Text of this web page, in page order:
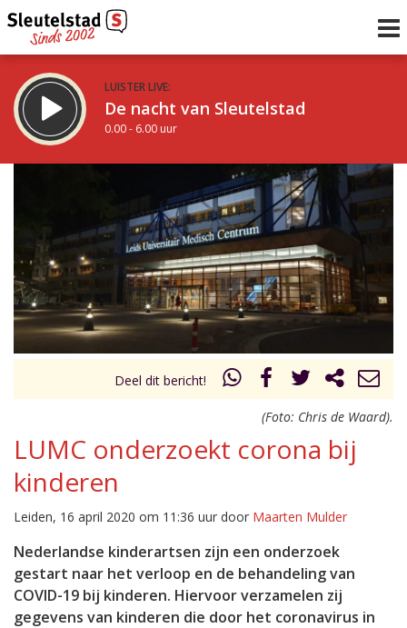
LUISTER LIVE:
De nacht van Sleutelstad
0.00 - 6.00 uur
De ochtend van Sleutelstad
uur 1 van 0 Volgend uur
Inklappen
Deel dit bericht!
(Foto: Chris de Waard).
LUMC onderzoekt corona bij
kinderen
Leiden, 16 april 2020 om 11:36 uur door Maarten Mulder
Nederlandse kinderartsen zijn een onderzoek
gestart naar het verloop en de behandeling van
COVID-19 bij kinderen. Hiervoor verzamelen zij
gegevens van kinderen die door het coronavirus in